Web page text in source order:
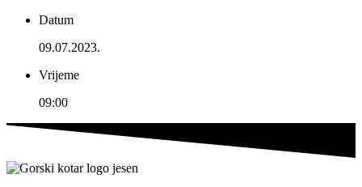
Datum
09.07.2023.
Vrijeme
09:00